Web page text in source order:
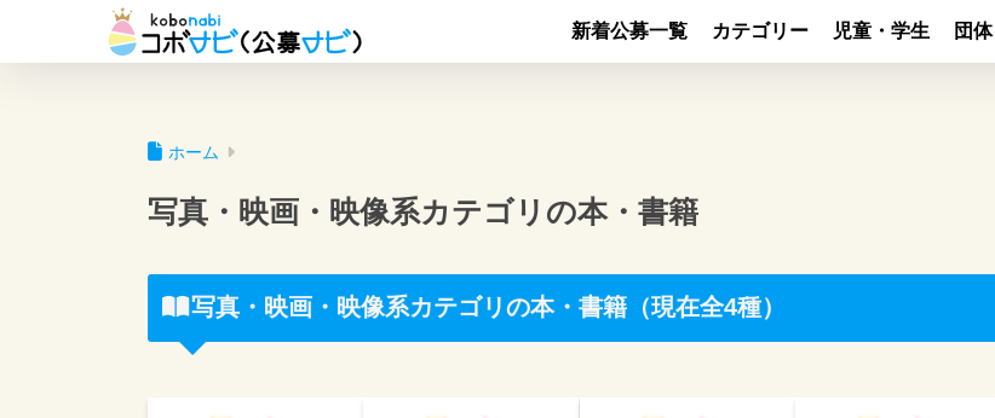
新着公募一覧 カテゴリー 児童・学生 団体
ホーム
写真・映画・映像系カテゴリの本・書籍
写真・映画・映像系カテゴリの本・書籍（現在全4種）